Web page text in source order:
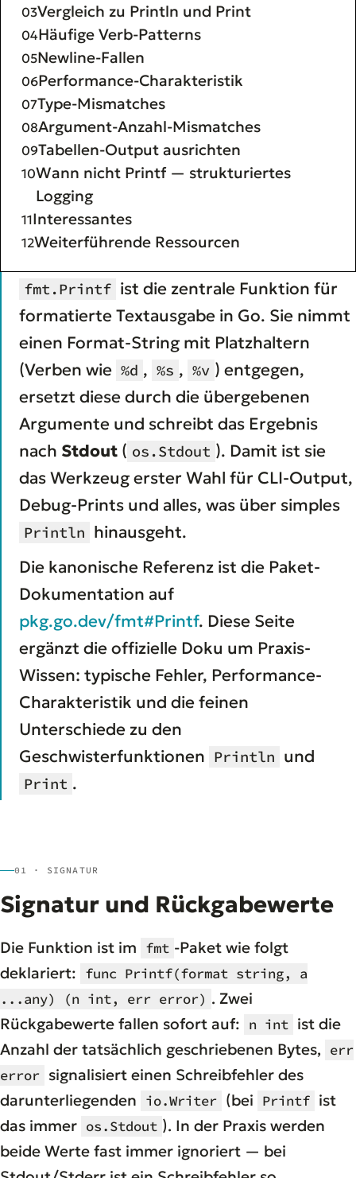
Vergleich zu Println und Print
Häufige Verb-Patterns
Newline-Fallen
Performance-Charakteristik
Type-Mismatches
Argument-Anzahl-Mismatches
Tabellen-Output ausrichten
Wann nicht Printf — strukturiertes
Logging
Interessantes
Weiterführende Ressourcen
fmt.Printf ist die zentrale Funktion für
formatierte Textausgabe in Go. Sie nimmt
einen Format-String mit Platzhaltern
(Verben wie %d , %s , %v ) entgegen,
ersetzt diese durch die übergebenen
Argumente und schreibt das Ergebnis
nach Stdout ( os.Stdout ). Damit ist sie
das Werkzeug erster Wahl für CLI-Output,
Debug-Prints und alles, was über simples
Println hinausgeht.
Die kanonische Referenz ist die Paket-
Dokumentation auf
pkg.go.dev/fmt#Printf. Diese Seite
ergänzt die offizielle Doku um Praxis-
Wissen: typische Fehler, Performance-
Charakteristik und die feinen
Unterschiede zu den
Geschwisterfunktionen Println und
Print .
01 · SIGNATUR
Signatur und Rückgabewerte
Die Funktion ist im fmt -Paket wie folgt
deklariert: func Printf(format string, a
...any) (n int, err error) . Zwei
Rückgabewerte fallen sofort auf: n int ist die
Anzahl der tatsächlich geschriebenen Bytes, err
error signalisiert einen Schreibfehler des
darunterliegenden io.Writer (bei Printf ist
das immer os.Stdout ). In der Praxis werden
beide Werte fast immer ignoriert — bei